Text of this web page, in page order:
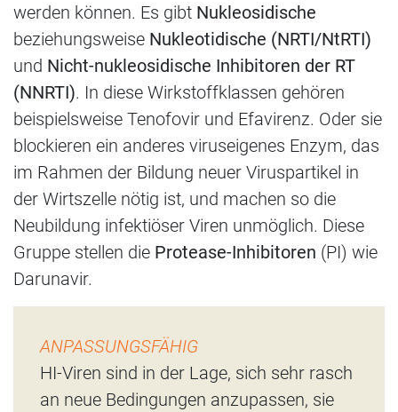
werden können. Es gibt Nukleosidische
beziehungsweise Nukleotidische (NRTI/NtRTI)
und Nicht-nukleosidische Inhibitoren der RT
(NNRTI). In diese Wirkstoffklassen gehören
beispielsweise Tenofovir und Efavirenz. Oder sie
blockieren ein anderes viruseigenes Enzym, das
im Rahmen der Bildung neuer Viruspartikel in
der Wirtszelle nötig ist, und machen so die
Neubildung infektiöser Viren unmöglich. Diese
Gruppe stellen die Protease-Inhibitoren (PI) wie
Darunavir.
ANPASSUNGSFÄHIG
HI-Viren sind in der Lage, sich sehr rasch
an neue Bedingungen anzupassen, sie